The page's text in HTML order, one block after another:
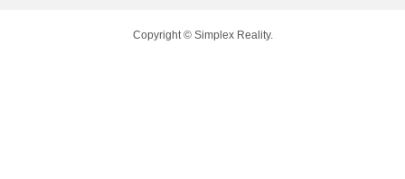
Copyright © Simplex Reality.